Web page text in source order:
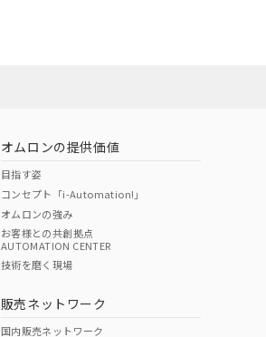
O
オムロンの提供価値
目指す姿
コンセプト「i-Automation!」
オムロンの強み
お客様との共創拠点
AUTOMATION CENTER
技術を磨く現場
販売ネットワーク
国内販売ネットワーク